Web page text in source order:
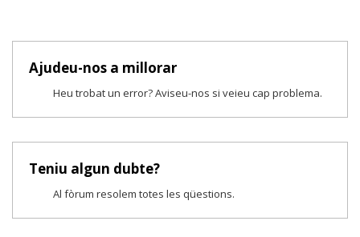
Ajudeu-nos a millorar
Heu trobat un error? Aviseu-nos si veieu cap problema.
Teniu algun dubte?
Al fòrum resolem totes les qüestions.